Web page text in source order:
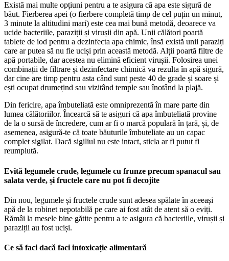
Există mai multe opțiuni pentru a te asigura că apa este sigură de
băut. Fierberea apei (o fierbere completă timp de cel puțin un minut,
3 minute la altitudini mari) este cea mai bună metodă, deoarece va
ucide bacteriile, paraziții și virușii din apă. Unii călători poartă
tablete de iod pentru a dezinfecta apa chimic, însă există unii paraziți
care ar putea să nu fie uciși prin această metodă. Alții poartă filtre de
apă portabile, dar acestea nu elimină eficient virușii. Folosirea unei
combinații de filtrare și dezinfectare chimică va rezulta în apă sigură,
dar cine are timp pentru asta când sunt peste 40 de grade și soare și
ești ocupat drumețind sau vizitând temple sau înotând la plajă.
Din fericire, apa îmbuteliată este omniprezentă în mare parte din
lumea călătoriilor. Încearcă să te asiguri că apa îmbuteliată provine
de la o sursă de încredere, cum ar fi o marcă populară în țară, și, de
asemenea, asigură-te că toate băuturile îmbuteliate au un capac
complet sigilat. Dacă sigiliul nu este intact, sticla ar fi putut fi
reumplută.
Evită legumele crude, legumele cu frunze precum spanacul sau
salata verde, și fructele care nu pot fi decojite
Din nou, legumele și fructele crude sunt adesea spălate în aceeași
apă de la robinet nepotabilă pe care ai fost atât de atent să o eviți.
Rămâi la mesele bine gătite pentru a te asigura că bacteriile, virușii și
paraziții au fost uciși.
Ce să faci dacă faci intoxicație alimentară